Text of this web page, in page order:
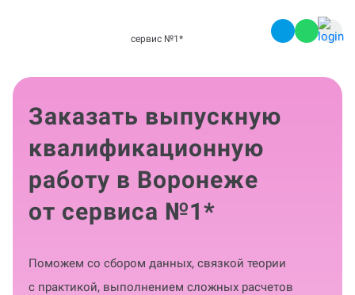
сервис №1 *
Заказать выпускную
квалификационную
работу в Воронеже
от сервиса №1*
Поможем со сбором данных, связкой теории
с практикой, выполнением сложных расчетов